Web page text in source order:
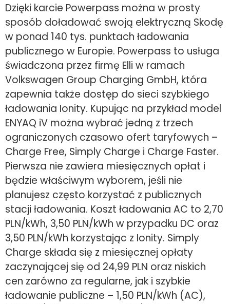
Dzięki karcie Powerpass można w prosty
sposób doładować swoją elektryczną Skodę
w ponad 140 tys. punktach ładowania
publicznego w Europie. Powerpass to usługa
świadczona przez firmę Elli w ramach
Volkswagen Group Charging GmbH, która
zapewnia także dostęp do sieci szybkiego
ładowania Ionity. Kupując na przykład model
ENYAQ iV można wybrać jedną z trzech
ograniczonych czasowo ofert taryfowych –
Charge Free, Simply Charge i Charge Faster.
Pierwsza nie zawiera miesięcznych opłat i
będzie właściwym wyborem, jeśli nie
planujesz często korzystać z publicznych
stacji ładowania. Koszt ładowania AC to 2,70
PLN/kWh, 3,50 PLN/kWh w przypadku DC oraz
3,50 PLN/kWh korzystając z Ionity. Simply
Charge składa się z miesięcznej opłaty
zaczynającej się od 24,99 PLN oraz niskich
cen zarówno za regularne, jak i szybkie
ładowanie publiczne – 1,50 PLN/kWh (AC),